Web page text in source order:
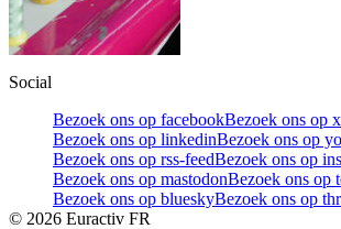
Social
Bezoek ons op facebookBezoek ons op x
Bezoek ons op linkedinBezoek ons op
Bezoek ons op rss-feedBezoek ons op
Bezoek ons op mastodonBezoek ons op
Bezoek ons op blueskyBezoek ons op
© 2026 Euractiv FR